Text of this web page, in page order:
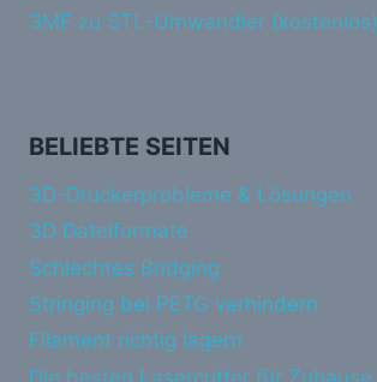
3MF zu STL-Umwandler (kostenlos)
BELIEBTE SEITEN
3D-Druckerprobleme & Lösungen
3D Dateiformate
Schlechtes Bridging
Stringing bei PETG verhindern
Filament richtig lagern
Die besten Lasercutter für Zuhause